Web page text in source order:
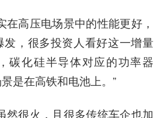
在高压电场景中的性能更好，
发，很多投资人看好这一增量
碳化硅半导体对应的功率器
是在高铁和电池上。”
然很火，且很多传统车企也加